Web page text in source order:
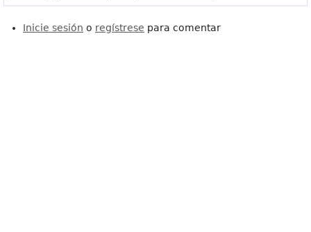
Inicie sesión o regístrese para comentar